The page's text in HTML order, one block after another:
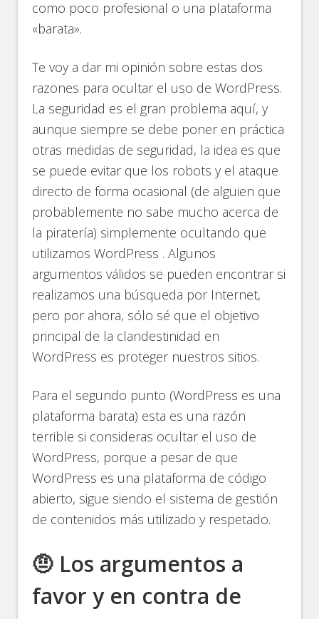
como poco profesional o una plataforma
«barata».
Te voy a dar mi opinión sobre estas dos
razones para ocultar el uso de WordPress.
La seguridad es el gran problema aquí, y
aunque siempre se debe poner en práctica
otras medidas de seguridad, la idea es que
se puede evitar que los robots y el ataque
directo de forma ocasional (de alguien que
probablemente no sabe mucho acerca de
la piratería) simplemente ocultando que
utilizamos WordPress . Algunos
argumentos válidos se pueden encontrar si
realizamos una búsqueda por Internet,
pero por ahora, sólo sé que el objetivo
principal de la clandestinidad en
WordPress es proteger nuestros sitios.
Para el segundo punto (WordPress es una
plataforma barata) esta es una razón
terrible si consideras ocultar el uso de
WordPress, porque a pesar de que
WordPress es una plataforma de código
abierto, sigue siendo el sistema de gestión
de contenidos más utilizado y respetado.
🤨 Los argumentos a
favor y en contra de